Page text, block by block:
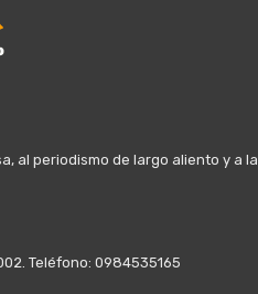
al periodismo de largo aliento y a la
Teléfono: 0984535165